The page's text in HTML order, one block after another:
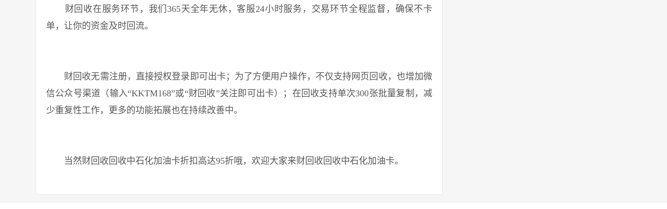
财回收在服务环节，我们365天全年无休，客服24小时服务，交易环节全程监督，确保不卡
单，让你的资金及时回流。
财回收无需注册，直接授权登录即可出卡；为了方便用户操作，不仅支持网页回收，也增加微
信公众号渠道（输入“KKTM168”或“财回收”关注即可出卡）；在回收支持单次300张批量复制，减
少重复性工作，更多的功能拓展也在持续改善中。
当然财回收回收中石化加油卡折扣高达95折哦，欢迎大家来财回收回收中石化加油卡。